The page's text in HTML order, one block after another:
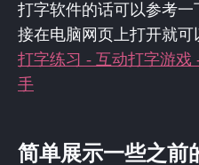
打字软件的话可以参考
接在电脑网页上打开就可
打字练习 - 互动打字游戏
手
简单展示一些之前